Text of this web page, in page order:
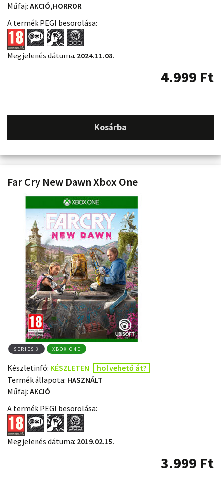
Műfaj: AKCIÓ,HORROR
A termék PEGI besorolása:
Megjelenés dátuma: 2024.11.08.
4.999 Ft
Kosárba
Far Cry New Dawn Xbox One
SERIES X XBOX ONE
Készletinfó: KÉSZLETEN
hol vehető át?
Termék állapota: HASZNÁLT
Műfaj: AKCIÓ
A termék PEGI besorolása:
Megjelenés dátuma: 2019.02.15.
3.999 Ft